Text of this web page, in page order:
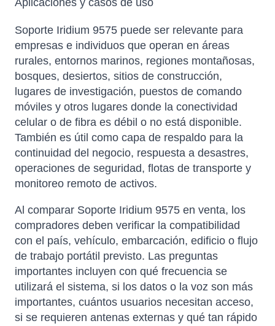
Aplicaciones y casos de uso
Soporte Iridium 9575 puede ser relevante para
empresas e individuos que operan en áreas
rurales, entornos marinos, regiones montañosas,
bosques, desiertos, sitios de construcción,
lugares de investigación, puestos de comando
móviles y otros lugares donde la conectividad
celular o de fibra es débil o no está disponible.
También es útil como capa de respaldo para la
continuidad del negocio, respuesta a desastres,
operaciones de seguridad, flotas de transporte y
monitoreo remoto de activos.
Al comparar Soporte Iridium 9575 en venta, los
compradores deben verificar la compatibilidad
con el país, vehículo, embarcación, edificio o flujo
de trabajo portátil previsto. Las preguntas
importantes incluyen con qué frecuencia se
utilizará el sistema, si los datos o la voz son más
importantes, cuántos usuarios necesitan acceso,
si se requieren antenas externas y qué tan rápido